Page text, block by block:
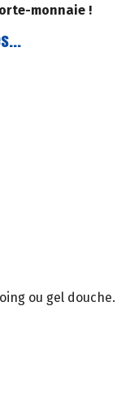
monnaie !
ou gel douche.